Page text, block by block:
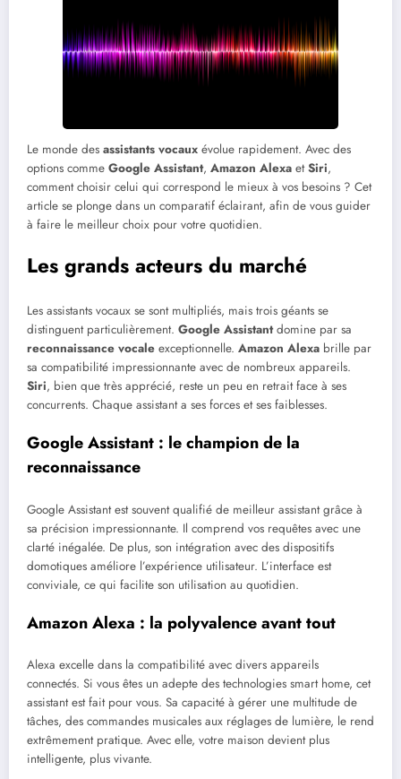
Le monde des assistants vocaux évolue rapidement. Avec des
options comme Google Assistant, Amazon Alexa etSiri,
comment choisir celui qui correspond le mieux à vos besoins ? Cet
article se plonge dans un comparatif éclairant, afin de vous guider
à faire le meilleur choix pour votre quotidien.
Les grands acteurs du marché
Les assistants vocaux se sont multipliés, mais trois géants se
distinguent particulièrement. Google Assistantdomine par sa
reconnaissance vocale exceptionnelle. Amazon Alexa brille par
sa compatibilité impressionnante avec de nombreux appareils.
Siri, bien que très apprécié, reste un peu en retrait face à ses
concurrents. Chaque assistant a ses forces et ses faiblesses.
Google Assistant : le champion de la
reconnaissance
Google Assistant est souvent qualifié de meilleur assistant grâce à
sa précision impressionnante. Il comprend vos requêtes avec une
clarté inégalée. De plus, son intégration avec des dispositifs
domotiques améliore l’expérience utilisateur. L’interface est
conviviale, ce qui facilite son utilisation au quotidien.
Amazon Alexa : la polyvalence avant tout
Alexa excelle dans la compatibilité avec divers appareils
connectés. Si vous êtes un adepte des technologies smart home, cet
assistant est fait pour vous. Sa capacité à gérer une multitude de
tâches, des commandes musicales aux réglages de lumière, le rend
extrêmement pratique. Avec elle, votre maison devient plus
intelligente, plus vivante.